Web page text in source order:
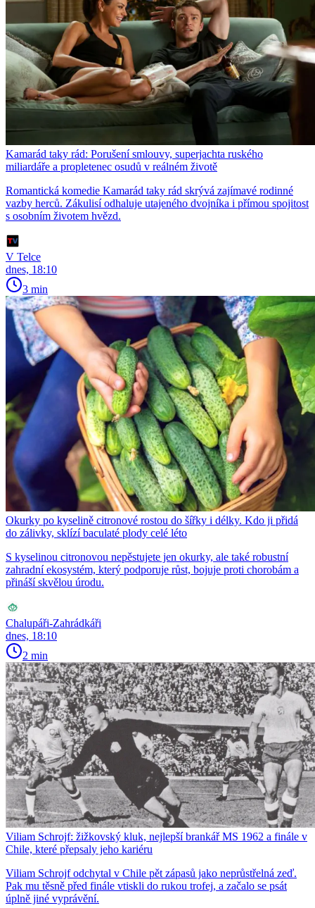
Kamarád taky rád: Porušení smlouvy, superjachta ruského
miliardáře a propletenec osudů v reálném životě
Romantická komedie Kamarád taky rád skrývá zajímavé rodinné
vazby herců. Zákulisí odhaluje utajeného dvojníka i přímou spojitost
s osobním životem hvězd.
V Telce
dnes, 18:10
3 min
Okurky po kyselině citronové rostou do šířky i délky. Kdo ji přidá
do zálivky, sklízí baculaté plody celé léto
S kyselinou citronovou nepěstujete jen okurky, ale také robustní
zahradní ekosystém, který podporuje růst, bojuje proti chorobám a
přináší skvělou úrodu.
Chalupáři-Zahrádkáři
dnes, 18:10
2 min
Viliam Schrojf: žižkovský kluk, nejlepší brankář MS 1962 a finále v
Chile, které přepsaly jeho kariéru
Viliam Schrojf odchytal v Chile pět zápasů jako neprůstřelná zeď.
Pak mu těsně před finále vtiskli do rukou trofej, a začalo se psát
úplně jiné vyprávění.